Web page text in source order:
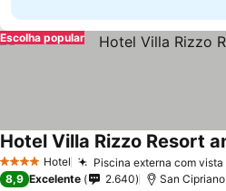
Escolha popular
4 EstrelasHotel Piscina externa com
Hotel Villa Rizzo Resort
8,9 Excelente 2.640 San